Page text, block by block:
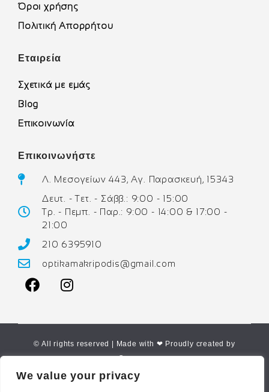
We value your privacy
Όροι χρήσης
Πολιτική Απορρήτου
Εταιρεία
Σχετικά με εμάς
Blog
Επικοινωνία
Επικοινωνήστε
Λ. Μεσογείων 443, Αγ. Παρασκευή, 15343
Δευτ. - Τετ. - Σάββ.: 9:00 - 15:00
Τρ. - Πεμπ. - Παρ.: 9:00 - 14:00 & 17:00 -
21:00
210 6395910
optikamakripodis@gmail.com
© All rights reserved | Made with ❤ Proudly created by
Corne.gr